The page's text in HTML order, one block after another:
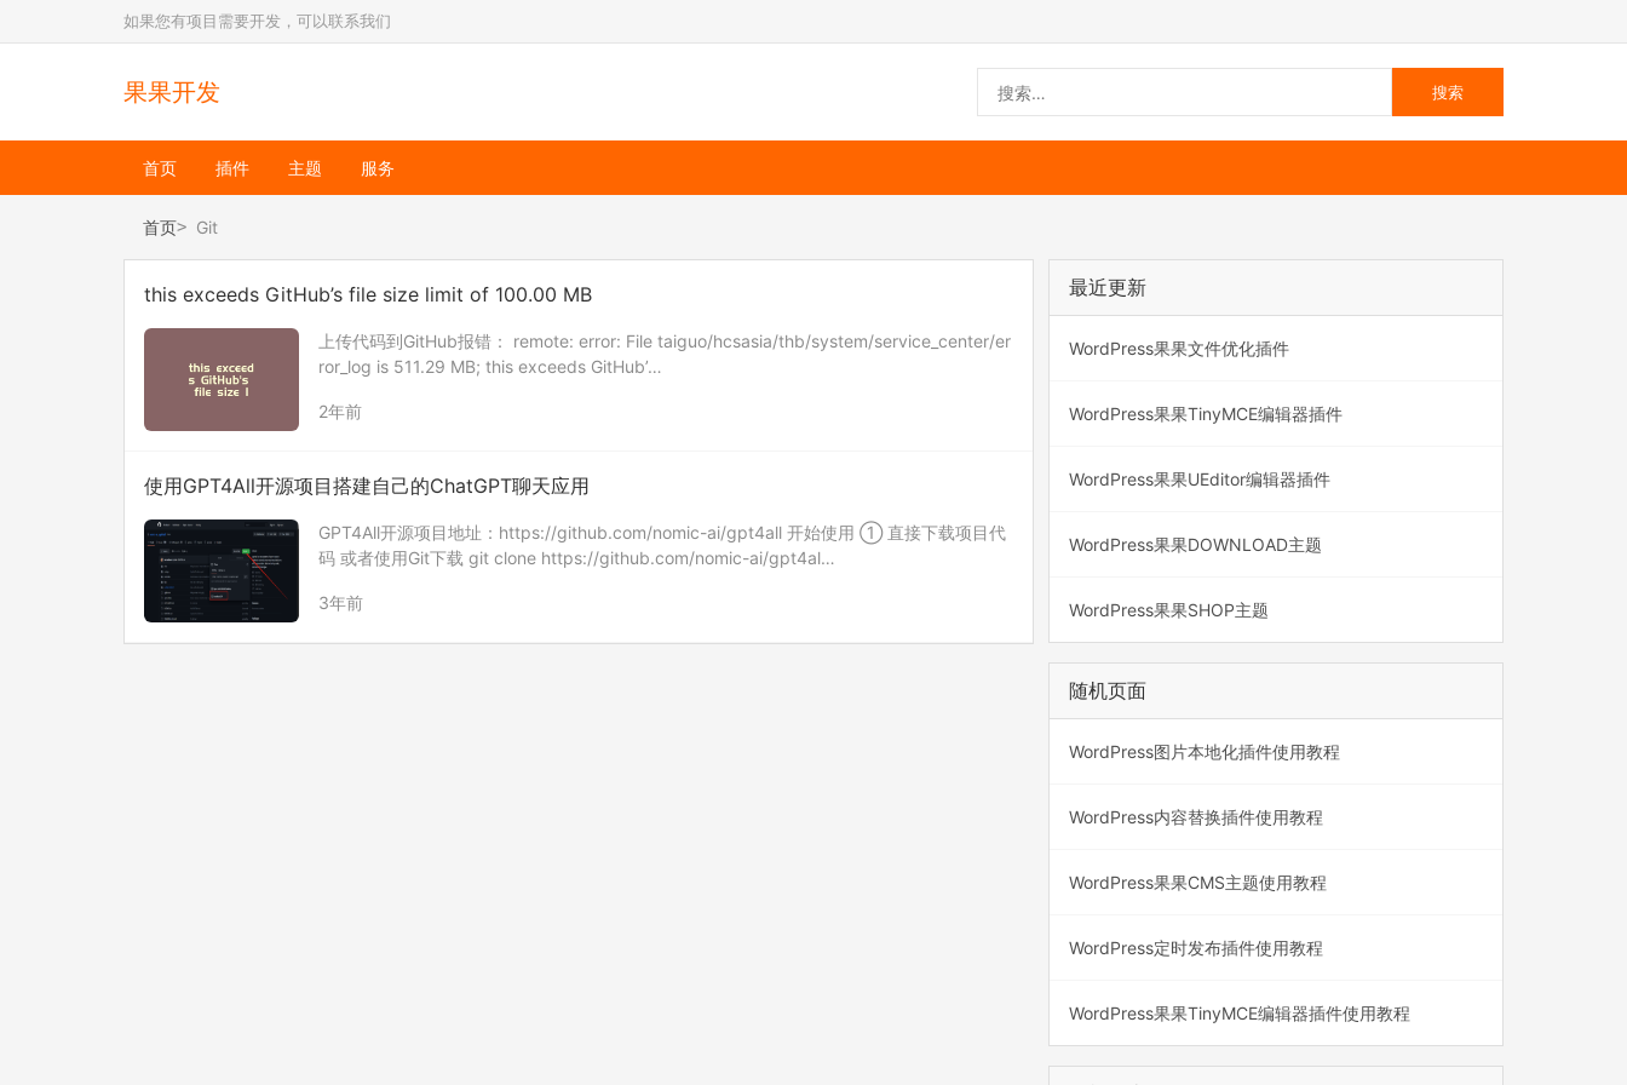
如果您有项目需要开发，可以联系我们
果果开发
首页 插件 主题 服务
首页 Git
this exceeds GitHub’s file size limit of 100.00 MB
上传代码到GitHub报错： remote: error: File taiguo/hcsasia/thb/system/service_center/er
ror_log is 511.29 MB; this exceeds GitHub’…
2年前
使用GPT4All开源项目搭建自己的ChatGPT聊天应用
GPT4All开源项目地址：https://github.com/nomic-ai/gpt4all 开始使用 ① 直接下载项目代
码 或者使用Git下载 git clone https://github.com/nomic-ai/gpt4al…
3年前
最近更新
WordPress果果文件优化插件
WordPress果果TinyMCE编辑器插件
WordPress果果UEditor编辑器插件
WordPress果果DOWNLOAD主题
WordPress果果SHOP主题
随机页面
WordPress图片本地化插件使用教程
WordPress内容替换插件使用教程
WordPress果果CMS主题使用教程
WordPress定时发布插件使用教程
WordPress果果TinyMCE编辑器插件使用教程